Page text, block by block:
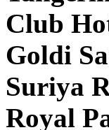
Club
Goldi
Suriya
Royal